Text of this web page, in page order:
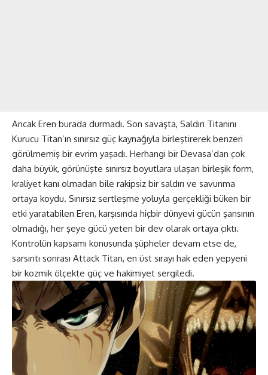
Ancak Eren burada durmadı. Son savaşta, Saldırı Titanını
Kurucu Titan’ın sınırsız güç kaynağıyla birleştirerek benzeri
görülmemiş bir evrim yaşadı. Herhangi bir Devasa’dan çok
daha büyük, görünüşte sınırsız boyutlara ulaşan birleşik form,
kraliyet kanı olmadan bile rakipsiz bir saldırı ve savunma
ortaya koydu. Sınırsız sertleşme yoluyla gerçekliği büken bir
etki yaratabilen Eren, karşısında hiçbir dünyevi gücün şansının
olmadığı, her şeye gücü yeten bir dev olarak ortaya çıktı.
Kontrolün kapsamı konusunda şüpheler devam etse de,
sarsıntı sonrası Attack Titan, en üst sırayı hak eden yepyeni
bir kozmik ölçekte güç ve hakimiyet sergiledi.